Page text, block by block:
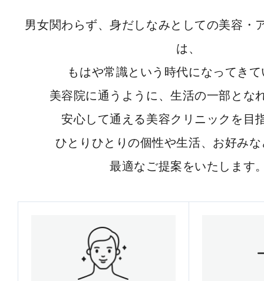
男女関わらず、身だしなみとしての美容・
は、
もはや常識という時代になってき
美容院に通うように、生活の一部とな
安心して通える美容クリニックを目
ひとりひとりの個性や生活、お好み
最適なご提案をいたします